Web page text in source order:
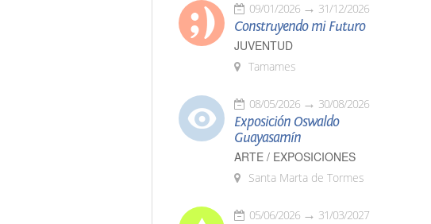
09/01/2026 31/12/2026
Construyendo mi Futuro
JUVENTUD
Tamames
08/05/2026 30/08/2026
Exposición Oswaldo
Guayasamín
ARTE / EXPOSICIONES
Santa Marta de Tormes
05/06/2026 31/03/2027